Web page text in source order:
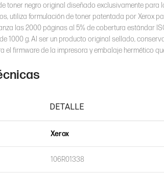
toner negro original diseñado exclusivamente
utiliza formulación de toner patentada por Xerox
las 2000 páginas al 5% de cobertura estándar
1000 g. Al ser un producto original sellado,
firmware de la impresora y embalaje hermético
DETALLE
Xerox
106R01338